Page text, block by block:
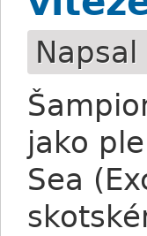
jako
Sea